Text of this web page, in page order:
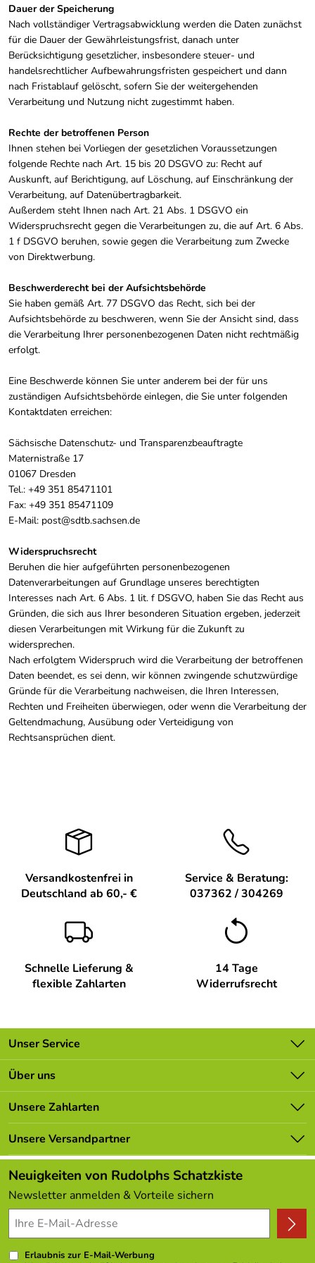
Dauer der Speicherung
Nach vollständiger Vertragsabwicklung werden die Daten zunächst
für die Dauer der Gewährleistungsfrist, danach unter
Berücksichtigung gesetzlicher, insbesondere steuer- und
handelsrechtlicher Aufbewahrungsfristen gespeichert und dann
nach Fristablauf gelöscht, sofern Sie der weitergehenden
Verarbeitung und Nutzung nicht zugestimmt haben.
Rechte der betroffenen Person
Ihnen stehen bei Vorliegen der gesetzlichen Voraussetzungen
folgende Rechte nach Art. 15 bis 20 DSGVO zu: Recht auf
Auskunft, auf Berichtigung, auf Löschung, auf Einschränkung der
Verarbeitung, auf Datenübertragbarkeit.
Außerdem steht Ihnen nach Art. 21 Abs. 1 DSGVO ein
Widerspruchsrecht gegen die Verarbeitungen zu, die auf Art. 6 Abs.
1 f DSGVO beruhen, sowie gegen die Verarbeitung zum Zwecke
von Direktwerbung.
Beschwerderecht bei der Aufsichtsbehörde
Sie haben gemäß Art. 77 DSGVO das Recht, sich bei der
Aufsichtsbehörde zu beschweren, wenn Sie der Ansicht sind, dass
die Verarbeitung Ihrer personenbezogenen Daten nicht rechtmäßig
erfolgt.
Eine Beschwerde können Sie unter anderem bei der für uns
zuständigen Aufsichtsbehörde einlegen, die Sie unter folgenden
Kontaktdaten erreichen:
Sächsische Datenschutz- und Transparenzbeauftragte
Maternistraße 17
01067 Dresden
Tel.: +49 351 85471101
Fax: +49 351 85471109
E-Mail: post@sdtb.sachsen.de
Widerspruchsrecht
Beruhen die hier aufgeführten personenbezogenen
Datenverarbeitungen auf Grundlage unseres berechtigten
Interesses nach Art. 6 Abs. 1 lit. f DSGVO, haben Sie das Recht aus
Gründen, die sich aus Ihrer besonderen Situation ergeben, jederzeit
diesen Verarbeitungen mit Wirkung für die Zukunft zu
widersprechen.
Nach erfolgtem Widerspruch wird die Verarbeitung der betroffenen
Daten beendet, es sei denn, wir können zwingende schutzwürdige
Gründe für die Verarbeitung nachweisen, die Ihren Interessen,
Rechten und Freiheiten überwiegen, oder wenn die Verarbeitung der
Geltendmachung, Ausübung oder Verteidigung von
Rechtsansprüchen dient.
Versandkostenfrei in
Deutschland ab 60,- €
Service & Beratung:
037362 / 304269
Schnelle Lieferung &
flexible Zahlarten
14 Tage
Widerrufsrecht
Unser Service
Kontakt
Batterieverordnung
Newsletter
Lieferbedingungen
Kundenlogin
Über uns
Unsere Bestseller
Marken
Neu
Angebote
Kundenbewertungen (308)
4,9/5*****
Unsere Zahlarten
Unsere Versandpartner
Neuigkeiten von Rudolphs Schatzkiste
Newsletter anmelden & Vorteile sichern
Erlaubnis zur E-Mail-Werbung